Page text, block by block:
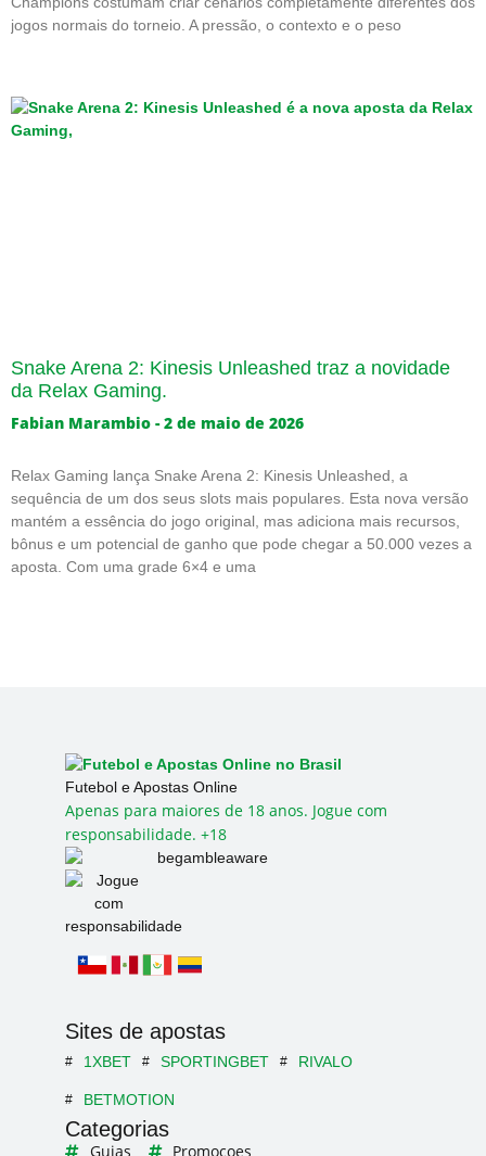
jogos normais do torneio. A pressão, o contexto e o peso
Snake Arena 2: Kinesis Unleashed traz a novidade
da Relax Gaming.
Fabian Marambio 2 de maio de 2026
Relax Gaming lança Snake Arena 2: Kinesis Unleashed, a
sequência de um dos seus slots mais populares. Esta nova versão
mantém a essência do jogo original, mas adiciona mais recursos,
bônus e um potencial de ganho que pode chegar a 50.000 vezes a
aposta. Com uma grade 6×4 e uma
Futebol e Apostas Online
Apenas para maiores de 18 anos. Jogue com
responsabilidade. +18
Sites de apostas
1XBET SPORTINGBET RIVALO
BETMOTION
Categorias
Guias Promoçoes